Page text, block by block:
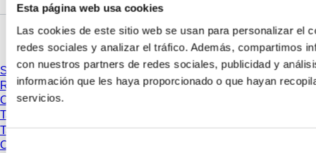
Esta página web usa cookies
Las cookies de este sitio web se usan para personalizar el
redes sociales y analizar el tráfico. Además, compartimos
con nuestros partners de redes sociales, publicidad y
información que les haya proporcionado o que hayan
servicios.
Selección
Servicios
Servicios & Soporte
Recomendaciones de centrifugación
Conversión de la FCR
Tablas de compatibilidad Placas PCR
Tablas de compatibilidad Puntas de pipeta
Certificados de lote